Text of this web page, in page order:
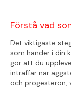
Förstå vad
Det viktigaste
som händer i din
gör att du
inträffar när
och progesteron,